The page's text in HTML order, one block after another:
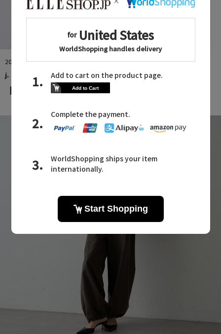
2026.08.05
j.
【NEW ARRIVAL】一枚で、印象が変わる。